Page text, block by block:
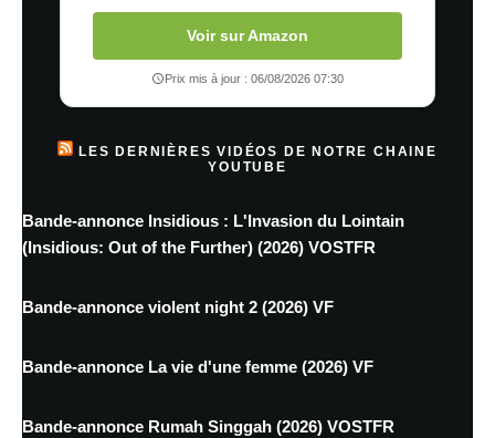
Voir sur Amazon
Prix mis à jour : 06/08/2026 07:30
LES DERNIÈRES VIDÉOS DE NOTRE CHAINE
YOUTUBE
Bande-annonce Insidious : L'Invasion du Lointain
(Insidious: Out of the Further) (2026) VOSTFR
Bande-annonce violent night 2 (2026) VF
Bande-annonce La vie d'une femme (2026) VF
Bande-annonce Rumah Singgah (2026) VOSTFR